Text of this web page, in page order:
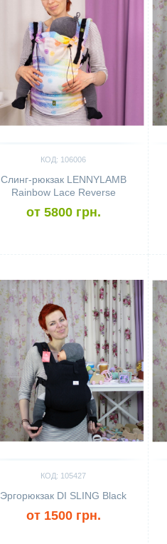
КОД: 106006
Слинг-рюкзак LENNYLAMB
Rainbow Lace Reverse
от 5800 грн.
КОД: 105427
Эргорюкзак DI SLING Black
от 1500 грн.